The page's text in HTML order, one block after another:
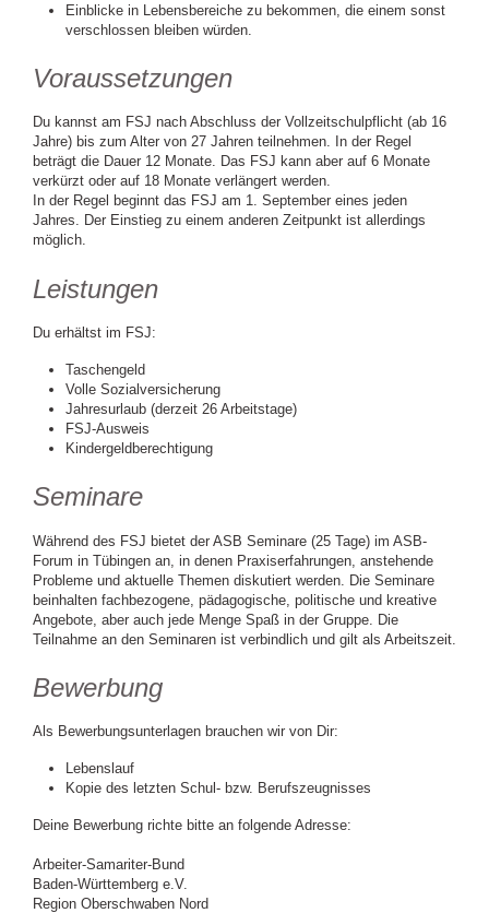
Einblicke in Lebensbereiche zu bekommen, die einem sonst
verschlossen bleiben würden.
Voraussetzungen
Du kannst am FSJ nach Abschluss der Vollzeitschulpflicht (ab 16
Jahre) bis zum Alter von 27 Jahren teilnehmen. In der Regel
beträgt die Dauer 12 Monate. Das FSJ kann aber auf 6 Monate
verkürzt oder auf 18 Monate verlängert werden.
In der Regel beginnt das FSJ am 1. September eines jeden
Jahres. Der Einstieg zu einem anderen Zeitpunkt ist allerdings
möglich.
Leistungen
Du erhältst im FSJ:
Taschengeld
Volle Sozialversicherung
Jahresurlaub (derzeit 26 Arbeitstage)
FSJ-Ausweis
Kindergeldberechtigung
Seminare
Während des FSJ bietet der ASB Seminare (25 Tage) im ASB-
Forum in Tübingen an, in denen Praxiserfahrungen, anstehende
Probleme und aktuelle Themen diskutiert werden. Die Seminare
beinhalten fachbezogene, pädagogische, politische und kreative
Angebote, aber auch jede Menge Spaß in der Gruppe. Die
Teilnahme an den Seminaren ist verbindlich und gilt als Arbeitszeit.
Bewerbung
Als Bewerbungsunterlagen brauchen wir von Dir:
Lebenslauf
Kopie des letzten Schul- bzw. Berufszeugnisses
Deine Bewerbung richte bitte an folgende Adresse:
Arbeiter-Samariter-Bund
Baden-Württemberg e.V.
Region Oberschwaben Nord